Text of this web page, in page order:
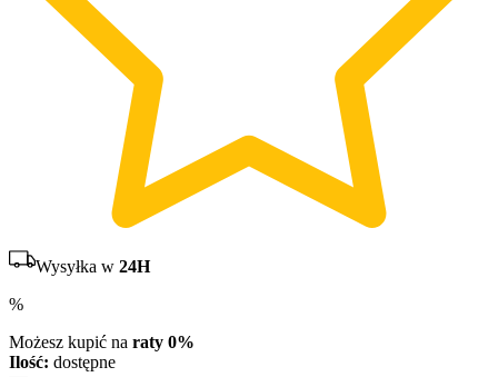
Wysyłka w 24H
%
Możesz kupić na raty 0%
Ilość: dostępne